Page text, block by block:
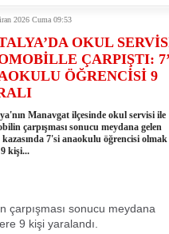
2026 Cuma 09:53
OKUL
ÇARPIŞTI:
ÖĞRENCİSİ 9
Manavgat ilçesinde okul servisi ile
çarpışması sonucu meydana gelen
7'si anaokulu öğrencisi olmak
kişi...
çarpışması sonucu meydana
9 kişi yaralandı.